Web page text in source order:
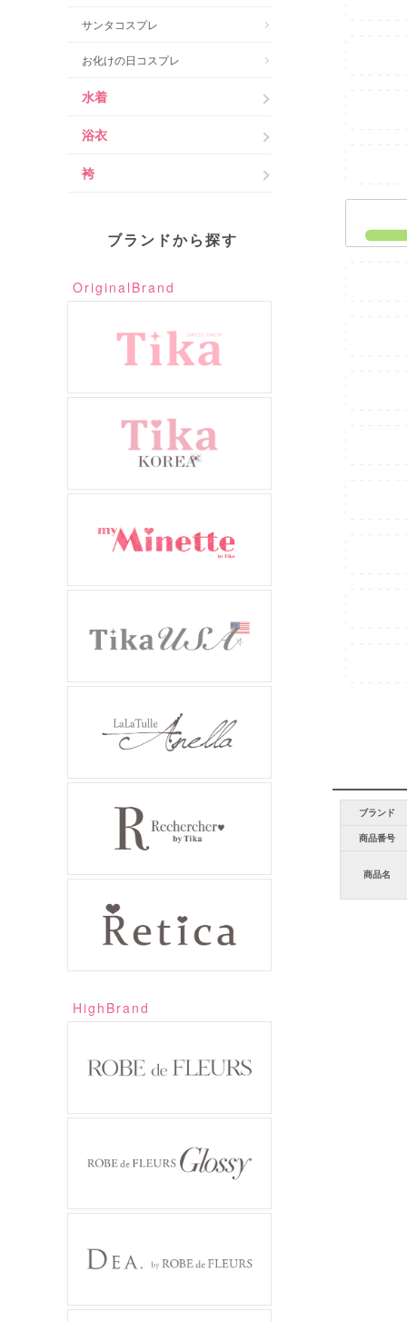
サンタコスプレ
お化けの日コスプレ
水着
浴衣
袴
ブランドから探す
OriginalBrand
HighBrand
ブランド
商品番号
商品名